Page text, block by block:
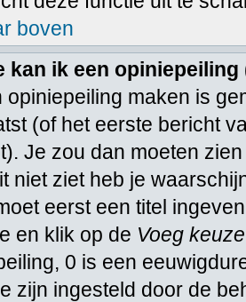
boven
kan ik een
opiniepeiling maken is
(of het eerste bericht
Je zou dan moeten
niet ziet heb je
eerst een titel
en klik op de Voeg
0 is een
zijn ingesteld door de